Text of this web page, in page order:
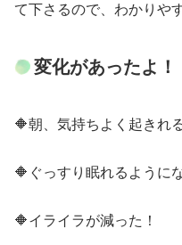
て下さるので、わかりや
変化があったよ！
🔶朝、気持ちよく起きれ
🔶ぐっすり眠れるように
🔶イライラが減った！